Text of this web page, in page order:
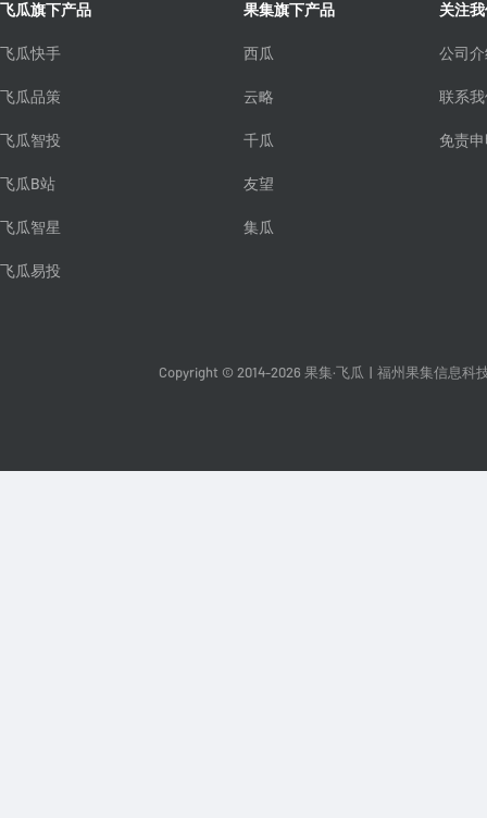
飞瓜旗下产品
飞瓜快手
飞瓜品策
飞瓜智投
飞瓜B站
飞瓜智星
飞瓜易投
果集旗下产品
西瓜
云略
千瓜
友望
集瓜
关注
公司
联系
免责
Copyright © 2014-2026 果集·飞瓜 福州果集信息科